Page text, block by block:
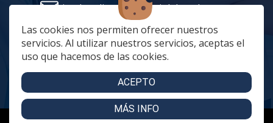
Las cookies nos permiten ofrecer nuestros
servicios. Al utilizar nuestros servicios, aceptas el
uso que hacemos de las cookies.
ACEPTO
MÁS INFO
tiendaonline@vestuariolaboralmc.com
928 67 70 47
lunes a Jueves: 8:00 a 16:00 | viernes: 8:00 a 15:00
C. Betania, 57, 35018 Las Palmas de Gran Canaria
C. Archivero Joaquín Blanco Montesdeoca, 20